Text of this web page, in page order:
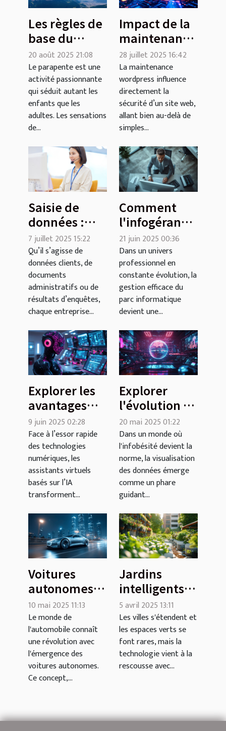
Les règles de
base du
parapente
pour petits et
grands
20 août 2025 21:08
Le parapente est une
activité passionnante
qui séduit autant les
enfants que les
adultes. Les sensations
de...
Impact de la
maintenance
WordPress
sur la
sécurité de
votre site
28 juillet 2025 16:42
La maintenance
wordpress influence
directement la
sécurité d’un site web,
allant bien au-delà de
simples...
Saisie de
données :
laissez faire
les experts
de
Médiphone
Téléservices !
7 juillet 2025 15:22
Qu’il s’agisse de
données clients, de
documents
administratifs ou de
résultats d’enquêtes,
chaque entreprise...
Comment
l'infogérance
de parc
informatique
optimise
votre
entreprise
21 juin 2025 00:36
Dans un univers
professionnel en
constante évolution, la
gestion efficace du
parc informatique
devient une...
Explorer les
avantages
des
assistants
virtuels
basés sur l'IA
9 juin 2025 02:28
Face à l’essor rapide
des technologies
numériques, les
assistants virtuels
basés sur l’IA
transforment...
Explorer
l'évolution de
la
visualisation
des données
de 2020 à
2025
20 mai 2025 01:22
Dans un monde où
l'infobésité devient la
norme, la visualisation
des données émerge
comme un phare
guidant...
Voitures
autonomes
où en
sommes-
nous et quel
est l'avenir
de l'auto-
conduite
10 mai 2025 11:13
Le monde de
l'automobile connaît
une révolution avec
l'émergence des
voitures autonomes.
Ce concept,...
Jardins
intelligents
Des
technologies
pour une
agriculture
urbaine
5 avril 2025 13:11
Les villes s'étendent et
les espaces verts se
font rares, mais la
technologie vient à la
rescousse avec...